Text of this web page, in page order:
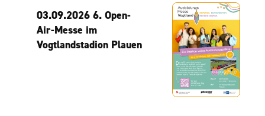
03.09.2026 6. Open-
Air-Messe im
Vogtlandstadion Plauen